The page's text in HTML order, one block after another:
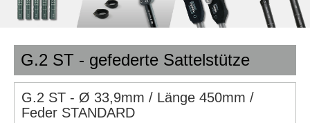
G.2 ST - gefederte Sattelstütze
G.2 ST - Ø 33,9mm / Länge 450mm /
Feder STANDARD